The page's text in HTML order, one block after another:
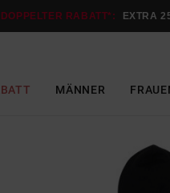
DOPPELTER RABATT*: EXTRA
MÄNNER